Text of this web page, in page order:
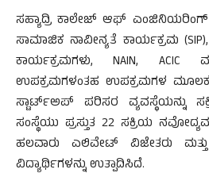
ಸಹ್ಯಾದ್ರಿ ಕಾಲೇಜ್ ಆಫ್ ಎಂಜಿನಿಯರಿಂಗ್
ಸಾಮಾಜಿಕ ನಾವೀನ್ಯತೆ ಕಾರ್ಯಕ್ರಮ (SIP),
ಕಾರ್ಯಕ್ರಮಗಳು, NAIN, ACIC
ಉಪಕ್ರಮಗಳಂತಹ ಉಪಕ್ರಮಗಳ ಮೂಲಕ
ಸ್ಟಾರ್ಟ್‌ಅಪ್ ಪರಿಸರ ವ್ಯವಸ್ಥೆಯನ್ನು
ಸಂಸ್ಥೆಯು ಪ್ರಸ್ತುತ 22 ಸಕ್ರಿಯ
ಹಲವಾರು ಎಲಿವೇಟ್ ವಿಜೇತರು
ವಿದ್ಯಾರ್ಥಿಗಳನ್ನು ಉತ್ಪಾದಿಸಿದೆ.